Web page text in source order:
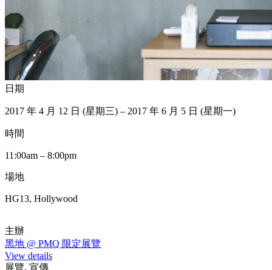
日期
2017 年 4 月 12 日 (星期三) – 2017 年 6 月 5 日 (星期一)
時間
11:00am – 8:00pm
場地
HG13, Hollywood
主辦
黑地 @ PMQ 限定展覽
View details
展覽, 宣傳